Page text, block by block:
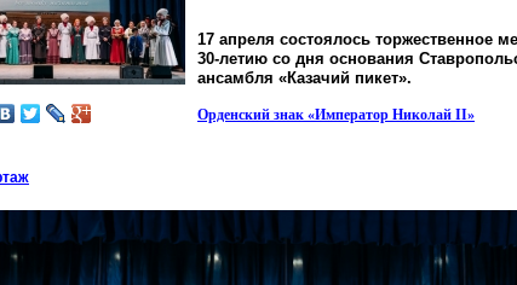
17 апреля состоялось торжественное
30-летию со дня основания
ансамбля «Казачий пикет».
Орденский знак «Император Николай II»